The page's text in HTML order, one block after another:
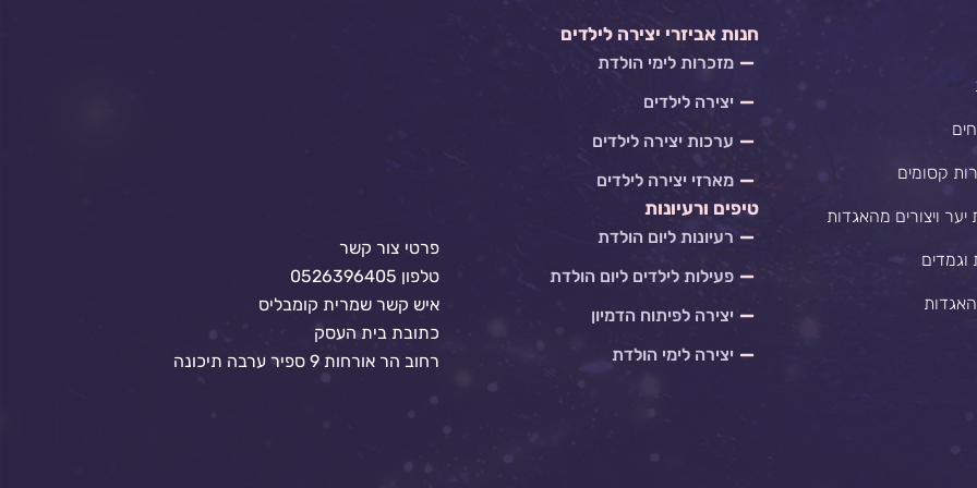
קסומים
יער ויצורים מהאגדות
וגמדים
חנות אביזרי יצירה לילדים
מזכרות לימי הולדת
יצירה לילדים
ערכות יצירה לילדים
מארזי יצירה לילדים
טיפים ורעיונות
רעיונות ליום הולדת
פעילות לילדים ליום הולדת
יצירה לפיתוח הדמיון
יצירה לימי הולדת
פרטי צור קשר
טלפון 0526396405
איש קשר שמרית קומבליס
כתובת בית העסק
רחוב הר אורחות 9 ספיר ערבה תיכונה